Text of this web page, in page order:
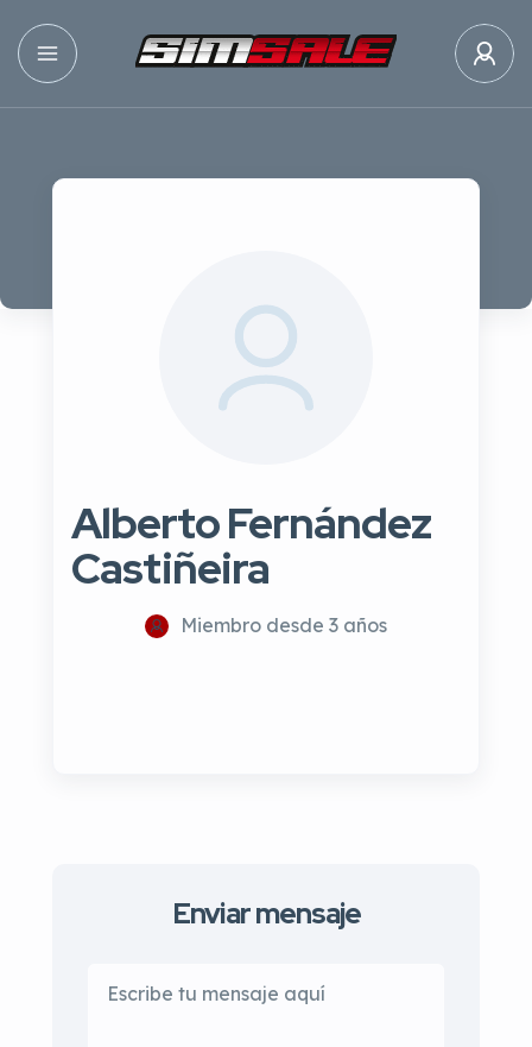
Alberto Fernández
Castiñeira
Miembro desde 3 años
Enviar mensaje